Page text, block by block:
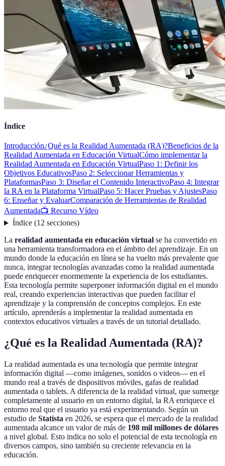
Índice
Introducción¿Qué es la Realidad Aumentada (RA)?Beneficios de la
Realidad Aumentada en Educación VirtualCómo implementar la
Realidad Aumentada en Educación VirtualPaso 1: Definir los
Objetivos EducativosPaso 2: Seleccionar Herramientas y
PlataformasPaso 3: Diseñar el Contenido InteractivoPaso 4: Integrar
la RA en la Plataforma VirtualPaso 5: Hacer Pruebas y AjustesPaso
6: Enseñar y EvaluarComparación de Herramientas de Realidad
Aumentada📺 Recurso Vídeo
Índice(12 secciones)
La realidad aumentada en educación virtual se ha convertido en
una herramienta transformadora en el ámbito del aprendizaje. En un
mundo donde la educación en línea se ha vuelto más prevalente que
nunca, integrar tecnologías avanzadas como la realidad aumentada
puede enriquecer enormemente la experiencia de los estudiantes.
Esta tecnología permite superponer información digital en el mundo
real, creando experiencias interactivas que pueden facilitar el
aprendizaje y la comprensión de conceptos complejos. En este
artículo, aprenderás a implementar la realidad aumentada en
contextos educativos virtuales a través de un tutorial detallado.
¿Qué es la Realidad Aumentada (RA)?
La realidad aumentada es una tecnología que permite integrar
información digital —como imágenes, sonidos o videos— en el
mundo real a través de dispositivos móviles, gafas de realidad
aumentada o tablets. A diferencia de la realidad virtual, que sumerge
completamente al usuario en un entorno digital, la RA enriquece el
entorno real que el usuario ya está experimentando. Según un
estudio de Statista en 2026, se espera que el mercado de la realidad
aumentada alcance un valor de más de 198 mil millones de dólares
a nivel global. Esto indica no solo el potencial de esta tecnología en
diversos campos, sino también su creciente relevancia en la
educación.